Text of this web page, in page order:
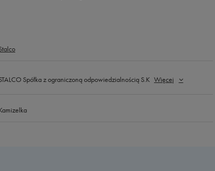
Spółka z ograniczoną odpowiedzialnością S.K Więcej